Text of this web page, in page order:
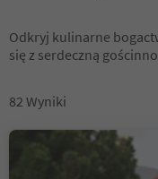
Odkryj kulinarne
się z serdeczną
82 Wyniki